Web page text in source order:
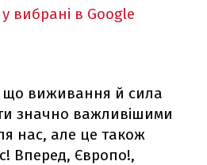
вибрані в Google
що виживання й сила
значно важливішими
нас, але це також
Вперед, Європо!,